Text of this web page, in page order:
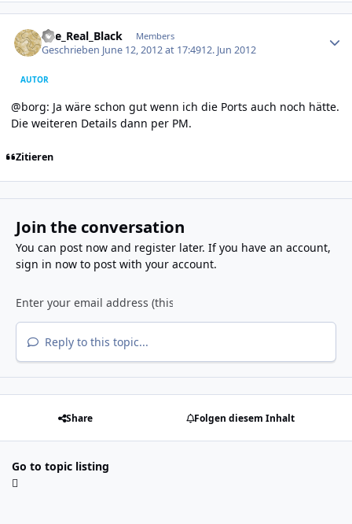
The_Real_Black Members
Geschrieben June 12, 2012 at 17:4912. Jun 2012
AUTOR
@borg: Ja wäre schon gut wenn ich die Ports auch noch hätte.
Die weiteren Details dann per PM.
Zitieren
Join the conversation
You can post now and register later. If you have an account,
sign in nowto post with your account.
Reply to this topic...
Share Folgen diesem Inhalt
Go to topic listing